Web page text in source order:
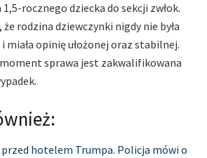
1,5-rocznego dziecka do sekcji zwłok.
że rodzina dziewczynki nigdy nie była
miała opinię ułożonej oraz stabilnej.
sprawa jest zakwalifikowana
przed hotelem Trumpa. Policja mówi o